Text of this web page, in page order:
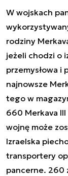
W wojskach
rodziny
jeżeli chodzi o
przemysłowa
najnowsze
tego w
660 Merkava
wojnę może
Izraelska
transportery
pancerne. 260